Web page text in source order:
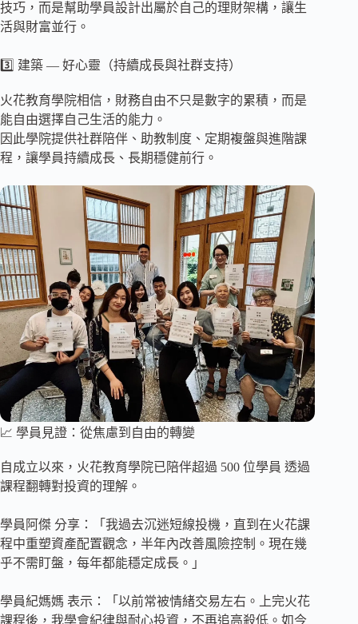
技巧，而是幫助學員設計出屬於自己的理財架構，讓生
活與財富並行。
3️⃣ 建築 — 好心靈（持續成長與社群支持）
火花教育學院相信，財務自由不只是數字的累積，而是
能自由選擇自己生活的能力。
因此學院提供社群陪伴、助教制度、定期複盤與進階課
程，讓學員持續成長、長期穩健前行。
📈 學員見證：從焦慮到自由的轉變
自成立以來，火花教育學院已陪伴超過 500 位學員 透過
課程翻轉對投資的理解。
學員阿傑 分享：「我過去沉迷短線投機，直到在火花課
程中重塑資產配置觀念，半年內改善風險控制。現在幾
乎不需盯盤，每年都能穩定成長。」
學員紀媽媽 表示：「以前常被情緒交易左右。上完火花
課程後，我學會紀律與耐心投資，不再追高殺低。如今